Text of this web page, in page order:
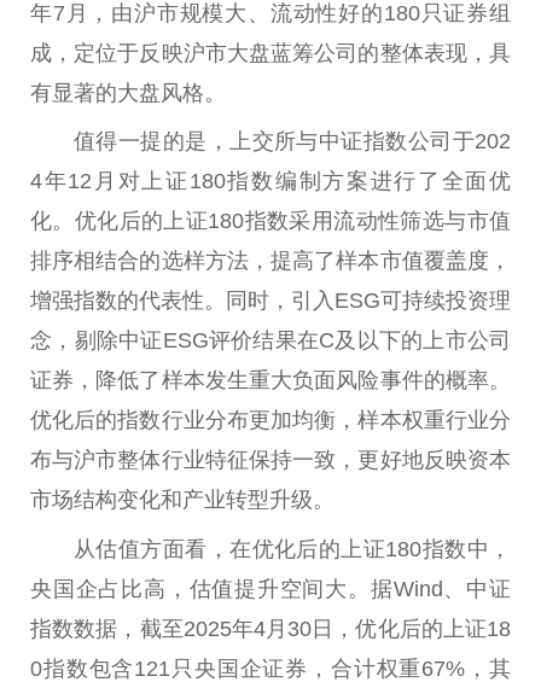
年7月，由沪市规模大、流动性好的180只证券组
成，定位于反映沪市大盘蓝筹公司的整体表现，具
有显著的大盘风格。
值得一提的是，上交所与中证指数公司于202
4年12月对上证180指数编制方案进行了全面优
化。优化后的上证180指数采用流动性筛选与市值
排序相结合的选样方法，提高了样本市值覆盖度，
增强指数的代表性。同时，引入ESG可持续投资理
念，剔除中证ESG评价结果在C及以下的上市公司
证券，降低了样本发生重大负面风险事件的概率。
优化后的指数行业分布更加均衡，样本权重行业分
布与沪市整体行业特征保持一致，更好地反映资本
市场结构变化和产业转型升级。
从估值方面看，在优化后的上证180指数中，
央国企占比高，估值提升空间大。据Wind、中证
指数数据，截至2025年4月30日，优化后的上证18
0指数包含121只央国企证券，合计权重67%，其